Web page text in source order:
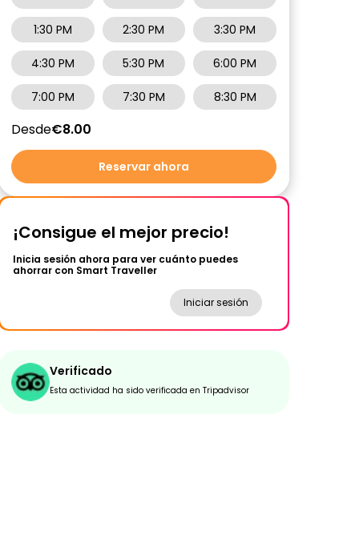
1:30 PM 2:30 PM 3:30 PM
4:30 PM 5:30 PM 6:00 PM
7:00 PM 7:30 PM 8:30 PM
Desde€8.00
Reservar ahora
¡Consigue el mejor precio!
Inicia sesión ahora para ver cuánto puedes
ahorrar con Smart Traveller
Iniciar sesión
Verificado
Esta actividad ha sido verificada en Tripadvisor